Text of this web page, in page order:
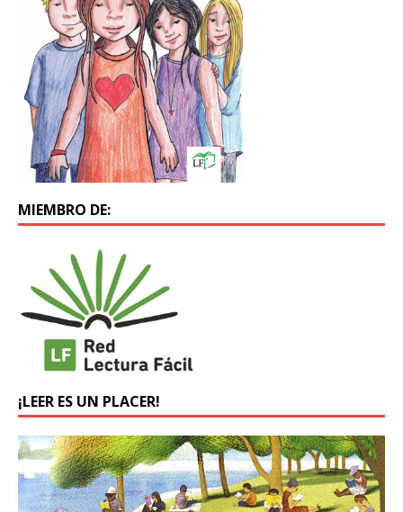
MIEMBRO DE:
¡LEER ES UN PLACER!